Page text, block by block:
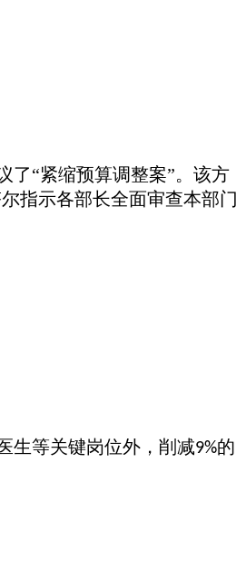
了“紧缩预算调整案”。该方
指示各部长全面审查本部门
生等关键岗位外，削减9%的